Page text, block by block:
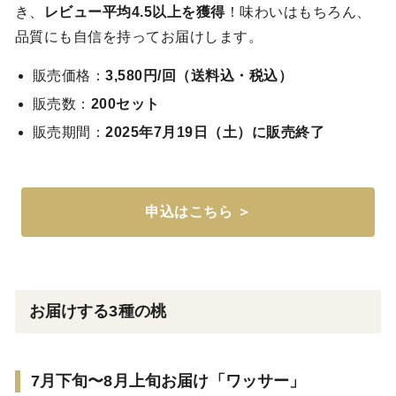
き、 レビュー平均4.5以上を獲得！味わいはもちろん、
品質にも自信を持ってお届けします。
販売価格：3,580円/回（送料込・税込）
販売数： 200セット
販売期間：2025年7月19日（土）に販売終了
申込はこちら ＞
お届けする3種の桃
7月下旬〜8月上旬お届け「ワッサー」